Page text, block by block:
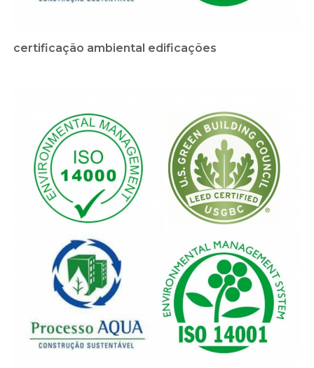
certificação ambiental edificações